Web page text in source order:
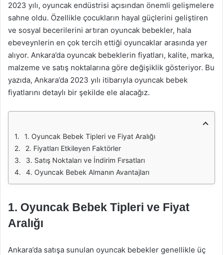
2023 yılı, oyuncak endüstrisi açısından önemli gelişmelere
sahne oldu. Özellikle çocukların hayal güçlerini geliştiren
ve sosyal becerilerini artıran oyuncak bebekler, hala
ebeveynlerin en çok tercih ettiği oyuncaklar arasında yer
alıyor. Ankara’da oyuncak bebeklerin fiyatları, kalite, marka,
malzeme ve satış noktalarına göre değişiklik gösteriyor. Bu
yazıda, Ankara’da 2023 yılı itibarıyla oyuncak bebek
fiyatlarını detaylı bir şekilde ele alacağız.
1. Oyuncak Bebek Tipleri ve Fiyat Aralığı
2. Fiyatları Etkileyen Faktörler
3. Satış Noktaları ve İndirim Fırsatları
4. Oyuncak Bebek Almanın Avantajları
1. Oyuncak Bebek Tipleri ve Fiyat
Aralığı
Ankara’da satışa sunulan oyuncak bebekler genellikle üç